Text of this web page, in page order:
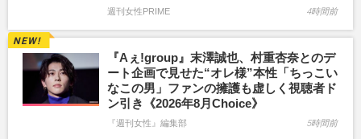
週刊女性PRIME 4時間前
『Aぇ!group』末澤誠也、村重杏奈とのデ
ート企画で見せた“オレ様”本性「ちっこい
なこの男」ファンの擁護も虚しく視聴者ド
ン引き《2026年8月Choice》
『週刊女性』編集部 5時間前